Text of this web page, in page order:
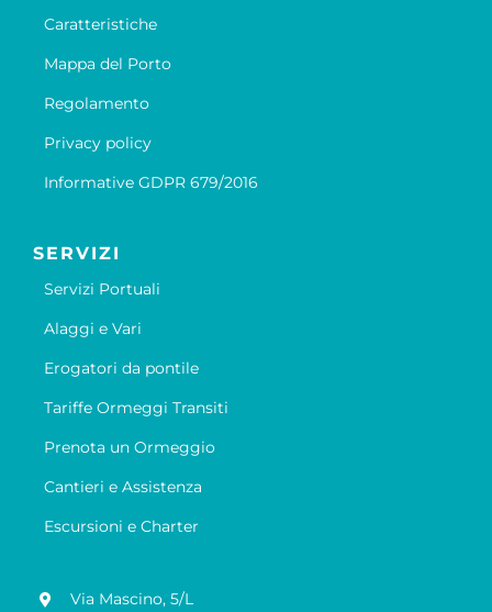
Caratteristiche
Mappa del Porto
Regolamento
Privacy policy
Informative GDPR 679/2016
SERVIZI
Servizi Portuali
Alaggi e Vari
Erogatori da pontile
Tariffe Ormeggi Transiti
Prenota un Ormeggio
Cantieri e Assistenza
Escursioni e Charter
Via Mascino, 5/L